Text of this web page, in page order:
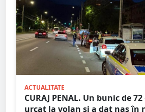
ACTUALITATE
CURAJ PENAL. Un bunic de
urcat la volan și a dat nas în